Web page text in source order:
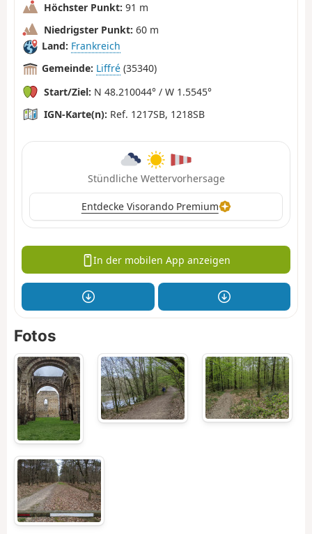
Höchster Punkt: 91 m
Niedrigster Punkt: 60 m
Land: Frankreich
Gemeinde: Liffré (35340)
Start/Ziel: N 48.210044° / W 1.5545°
IGN-Karte(n): Ref. 1217SB, 1218SB
Stündliche Wettervorhersage
Entdecke Visorando Premium
In der mobilen App anzeigen
Fotos